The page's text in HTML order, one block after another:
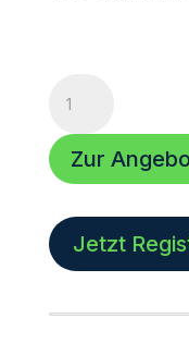
Acoustic
| Aleasub-
10
Install
Menge
Zur
Jetzt